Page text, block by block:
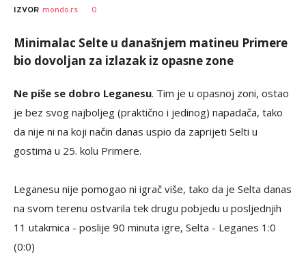
IZVOR mondo.rs 0
Minimalac Selte u današnjem matineu Primere
bio dovoljan za izlazak iz opasne zone
Ne piše se dobro Leganesu. Tim je u opasnoj zoni, ostao
je bez svog najboljeg (praktično i jedinog) napadača, tako
da nije ni na koji način danas uspio da zaprijeti Selti u
gostima u 25. kolu Primere.
Leganesu nije pomogao ni igrač više, tako da je Selta danas
na svom terenu ostvarila tek drugu pobjedu u posljednjih
11 utakmica - poslije 90 minuta igre, Selta - Leganes 1:0
(0:0)